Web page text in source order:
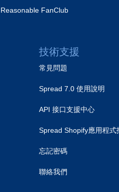
Reasonable FanClub
技術支援
常見問題
Spread 7.0 使用說明
API 接口支援中心
Spread Shopify應用程式
忘記密碼
聯絡我們